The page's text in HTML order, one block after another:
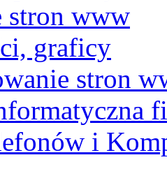
stron www
graficy
stron
i